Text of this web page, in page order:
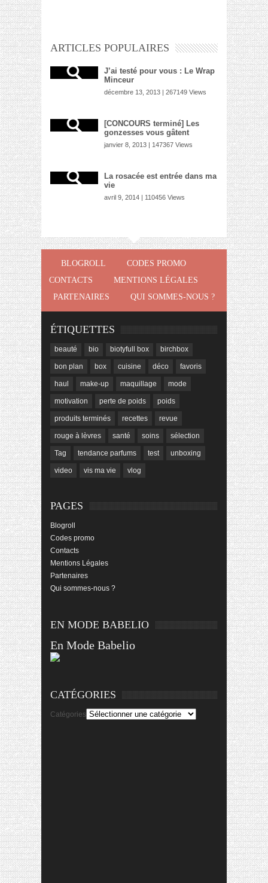
ARTICLES POPULAIRES
J’ai testé pour vous : Le Wrap
Minceur
décembre 13, 2013 | 267149 Views
[CONCOURS terminé] Les
gonzesses vous gâtent
janvier 8, 2013 | 147367 Views
La rosacée est entrée dans ma
vie
avril 9, 2014 | 110456 Views
BLOGROLL
CODES PROMO
CONTACTS
MENTIONS LÉGALES
PARTENAIRES
QUI SOMMES-NOUS ?
ÉTIQUETTES
beauté bio biotyfull box birchbox
bon plan box cuisine déco favoris
haul make-up maquillage mode
motivation perte de poids poids
produits terminés recettes revue
rouge à lèvres santé soins sélection
Tag tendance parfums test unboxing
video vis ma vie vlog
PAGES
Blogroll
Codes promo
Contacts
Mentions Légales
Partenaires
Qui sommes-nous ?
EN MODE BABELIO
En Mode Babelio
CATÉGORIES
Catégories